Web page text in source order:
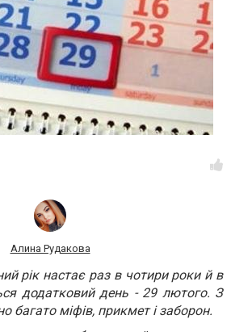
Алина Рудакова
рік настає раз в чотири роки й в
додатковий день - 29 лютого. З
багато міфів, прикмет і заборон.